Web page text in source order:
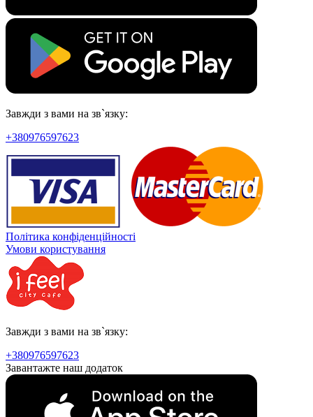
Завжди з вами на зв`язку:
+380976597623
Політика конфіденційності
Умови користування
Завжди з вами на зв`язку:
+380976597623
Завантажте наш додаток